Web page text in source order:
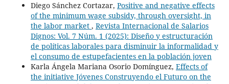
Diego Sánchez Cortazar, Positive and negative effects
of the minimum wage subsidy, through oversight, in
the labor market , Revista Internacional de Salarios
Dignos: Vol. 7 Núm. 1 (2025): Diseño y estructuración
de políticas laborales para disminuir la informalidad y
el consumo de estupefacientes en la población joven
Karla Ángela Mariana Osorio Domínguez, Effects of
the initiative Jóvenes Construyendo el Futuro on the